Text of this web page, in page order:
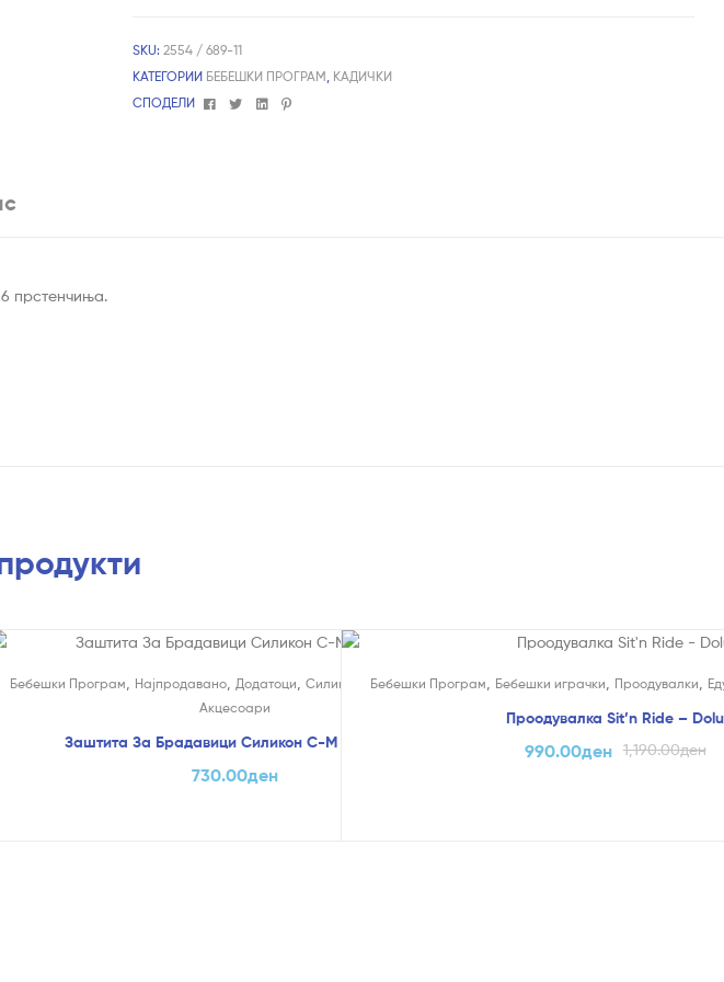
SKU:2554 / 689-11
КАТЕГОРИИ БЕБЕШКИ ПРОГРАМ КАДИЧКИ
СПОДЕЛИ
FacebookTwitterLinkedin
Pinterest
прстенчиња.
Бебешки Програм Најпродавано Додатоци Силиконски Брадавици,
Акцесоари
Заштита За Брадавици Силикон С-М – Chicco
730.00ден
Бебешки Програм Бебешки играчки Проодувалки
Проодувалка Sit’n Ride – Dolu
1,190.00ден
990.00ден